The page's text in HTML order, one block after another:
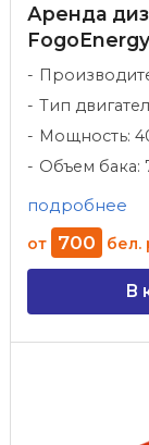
Аренда
Тип
Мощность:
Объем бака:
подробнее
от 700 бел.
В